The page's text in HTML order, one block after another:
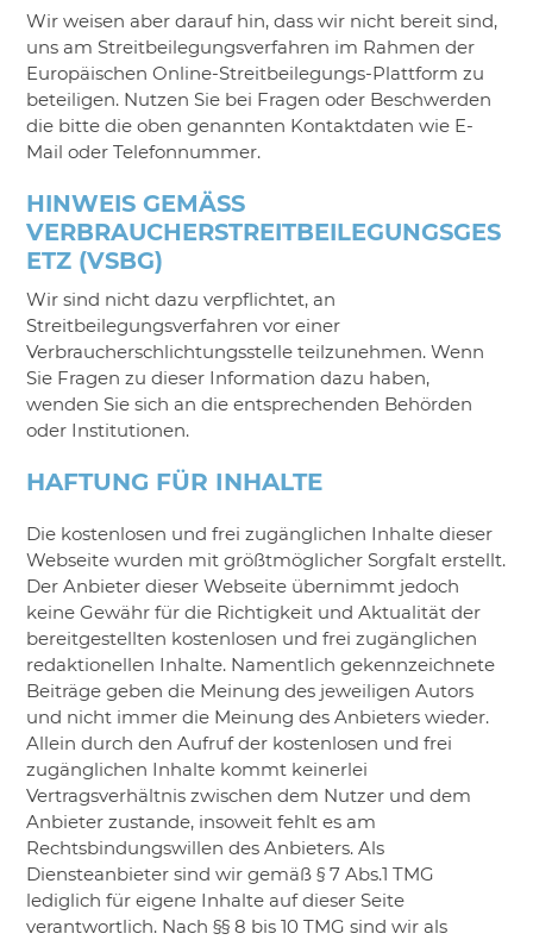
Wir weisen aber darauf hin, dass wir nicht bereit sind,
uns am Streitbeilegungsverfahren im Rahmen der
Europäischen Online-Streitbeilegungs-Plattform zu
beteiligen. Nutzen Sie bei Fragen oder Beschwerden
die bitte die oben genannten Kontaktdaten wie E-
Mail oder Telefonnummer.
HINWEIS GEMÄSS V
ERBRAUCHERSTREITBEILEGUNGSGESE
TZ (VSBG)
Wir sind nicht dazu verpflichtet, an
Streitbeilegungsverfahren vor einer
Verbraucherschlichtungsstelle teilzunehmen. Wenn
Sie Fragen zu dieser Information dazu haben,
wenden Sie sich an die entsprechenden Behörden
oder Institutionen.
HAFTUNG FÜR INHALTE
Die kostenlosen und frei zugänglichen Inhalte dieser
Webseite wurden mit größtmöglicher Sorgfalt erstellt.
Der Anbieter dieser Webseite übernimmt jedoch
keine Gewähr für die Richtigkeit und Aktualität der
bereitgestellten kostenlosen und frei zugänglichen
redaktionellen Inhalte. Namentlich gekennzeichnete
Beiträge geben die Meinung des jeweiligen Autors
und nicht immer die Meinung des Anbieters wieder.
Allein durch den Aufruf der kostenlosen und frei
zugänglichen Inhalte kommt keinerlei
Vertragsverhältnis zwischen dem Nutzer und dem
Anbieter zustande, insoweit fehlt es am
Rechtsbindungswillen des Anbieters. Als
Diensteanbieter sind wir gemäß § 7 Abs.1 TMG
lediglich für eigene Inhalte auf dieser Seite
verantwortlich. Nach §§ 8 bis 10 TMG sind wir als